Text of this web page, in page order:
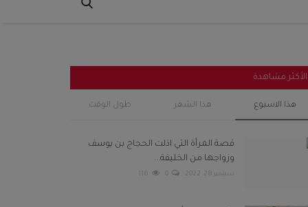
الأكثر مشاهدة
هذا الاسبوع هذا الشهر طول الوقت
قصة المرأة التي اذلت الحجاج بن يوسف
وزواجها من الخليفة...
سبتمبر 28, 2022 0
116